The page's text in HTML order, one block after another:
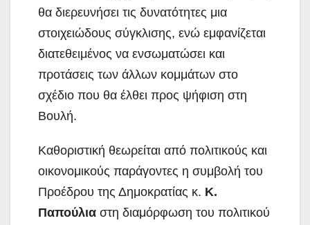
θα διερευνήσει τις δυνατότητες μια
στοιχειώδους σύγκλισης, ενώ εμφανίζεται
διατεθειμένος να ενσωματώσει και
προτάσεις των άλλων κομμάτων στο
σχέδιο που θα έλθει προς ψήφιση στη
Βουλή.
Καθοριστική θεωρείται από πολιτικούς και
οικονομικούς παράγοντες η συμβολή του
Προέδρου της Δημοκρατίας κ. Κ.
Παπούλια στη διαμόρφωση του πολιτικού